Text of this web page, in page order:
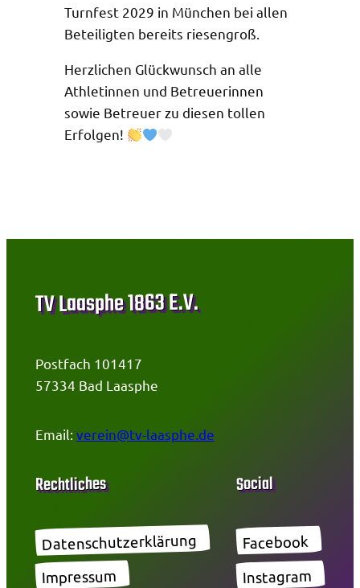
Turnfest 2029 in München bei allen
Beteiligten bereits riesengroß.
Herzlichen Glückwunsch an alle
Athletinnen und Betreuerinnen
sowie Betreuer zu diesen tollen
Erfolgen!
TV Laasphe 1863 E.V.
Postfach 101417
57334 Bad Laasphe
Email: verein@tv-laasphe.de
Rechtliches
Datenschutzerklärung
Impressum
Social
Facebook
Instagram